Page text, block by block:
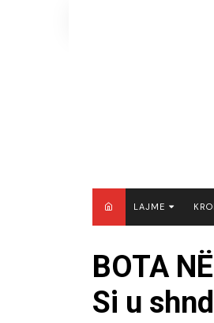
LAJME
KOSOVË
SHQIPËRI
BOTA
Si u